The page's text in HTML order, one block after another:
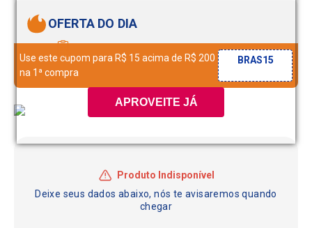
APROVEITE JÁ
OFERTA DO DIA
Use este cupom para R$ 15 acima de R$ 200
na 1ª compra
BRAS15